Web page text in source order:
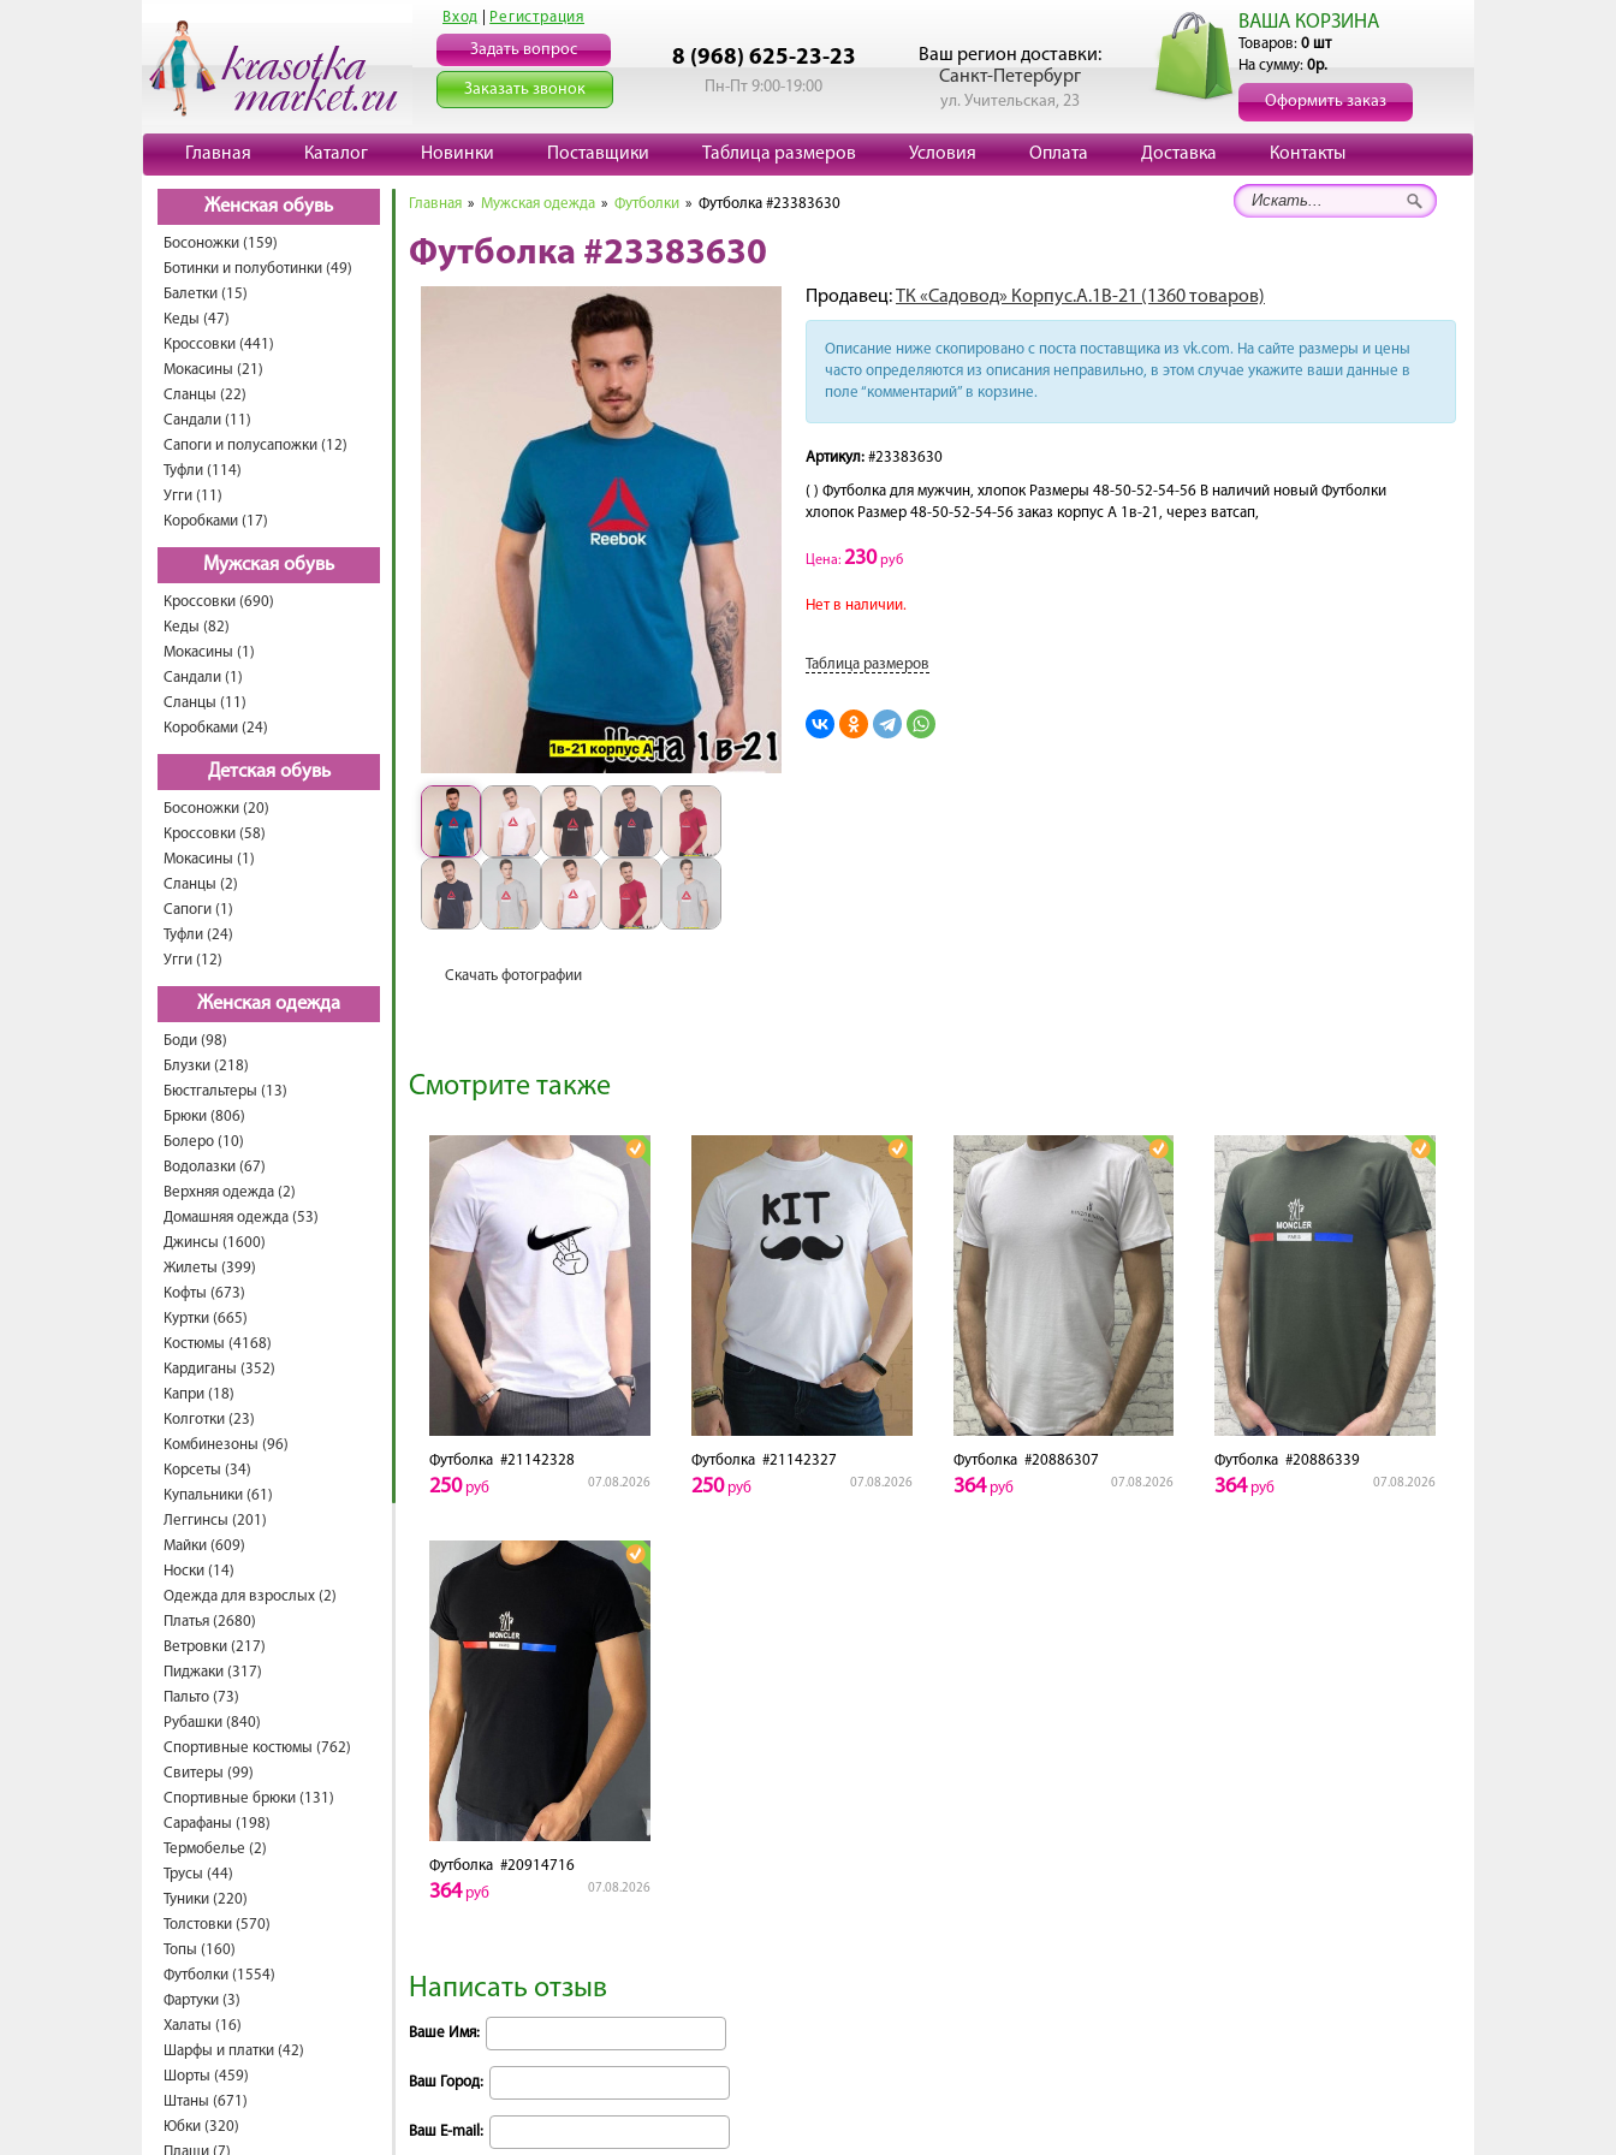
Вход Регистрация
Задать вопрос
Заказать звонок
8 (968) 625-23-23
Пн-Пт 9:00-19:00
Ваш регион доставки:
Санкт-Петербург
ул. Учительская, 23
ВАША КОРЗИНА
Товаров: 0 шт
На сумму: 0р.
Оформить заказ
Главная Каталог Новинки Поставщики Таблица размеров Условия Оплата Доставка Контакты
Женская обувь
Босоножки (159)
Ботинки и полуботинки (49)
Балетки (15)
Кеды (47)
Кроссовки (441)
Мокасины (21)
Сланцы (22)
Сандали (11)
Сапоги и полусапожки (12)
Туфли (114)
Угги (11)
Коробками (17)
Мужская обувь
Кроссовки (690)
Кеды (82)
Мокасины (1)
Сандали (1)
Сланцы (11)
Коробками (24)
Детская обувь
Босоножки (20)
Кроссовки (58)
Мокасины (1)
Сланцы (2)
Сапоги (1)
Туфли (24)
Угги (12)
Женская одежда
Боди (98)
Блузки (218)
Бюстгальтеры (13)
Брюки (806)
Болеро (10)
Водолазки (67)
Верхняя одежда (2)
Домашняя одежда (53)
Джинсы (1600)
Жилеты (399)
Кофты (673)
Куртки (665)
Костюмы (4168)
Кардиганы (352)
Капри (18)
Колготки (23)
Комбинезоны (96)
Корсеты (34)
Купальники (61)
Леггинсы (201)
Майки (609)
Носки (14)
Одежда для взрослых (2)
Платья (2680)
Ветровки (217)
Пиджаки (317)
Пальто (73)
Рубашки (840)
Спортивные костюмы (762)
Свитеры (99)
Спортивные брюки (131)
Сарафаны (198)
Термобелье (2)
Трусы (44)
Туники (220)
Толстовки (570)
Топы (160)
Футболки (1554)
Фартуки (3)
Халаты (16)
Шарфы и платки (42)
Шорты (459)
Штаны (671)
Юбки (320)
Главная » Мужская одежда » Футболки » Футболка #23383630
Футболка #23383630
Скачать фотографии
Продавец:ТК «Садовод» Корпус.А.1В-21 (1360 товаров)
Описание ниже скопировано с поста поставщика из vk.com. На сайте размеры и цены
часто определяются из описания неправильно, в этом случае укажите ваши данные в
поле “комментарий” в корзине.
Артикул: #23383630
( ) Футболка для мужчин, хлопок Размеры 48-50-52-54-56 В наличий новый Футболки
хлопок Размер 48-50-52-54-56 заказ корпус А 1в-21, через ватсап,
Цена: 230руб
Нет в наличии.
Таблица размеров
Смотрите также
Футболка #21142328
07.08.2026
250руб
Футболка#21142327
07.08.2026
250руб
Футболка#20886307
07.08.2026
364руб
Футболка #20886339
07.08.2026
364руб
Футболка #20914716
07.08.2026
364руб
Написать отзыв
Ваше Имя:
Ваш Город:
Ваш E-mail: